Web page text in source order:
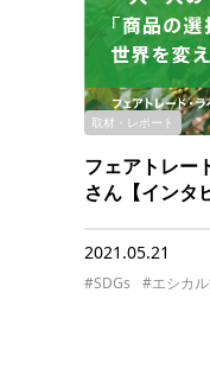
取材・レポート
フェアトレー
さん【インタ
2021.05.21
#SDGs #エシカ